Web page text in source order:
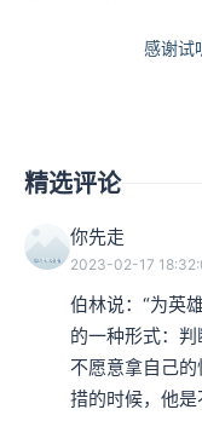
忆元素的多样性，
他的出身背景、生
观念史中的象征性
（体现在）他的生
感谢试
精选评论
你先走
2023-02-17
伯林说：“为英
的一种形式：
不愿意拿自己
措的时候，他